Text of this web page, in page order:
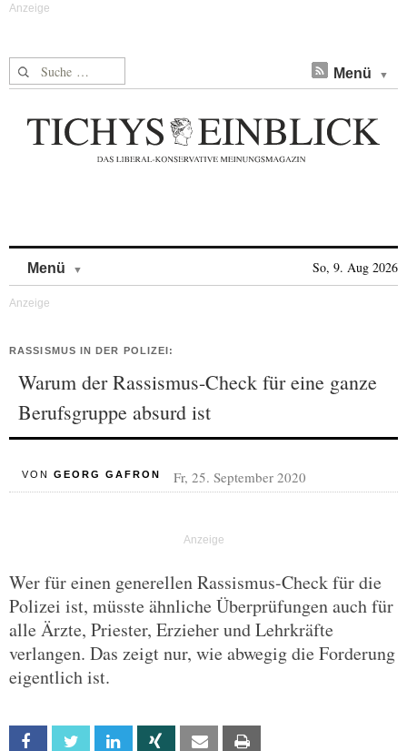
Suche nach: Menü
Menü So, 9. Aug 2026
RASSISMUS IN DER POLIZEI:
Warum der Rassismus-Check für eine ganze
Berufsgruppe absurd ist
VON GEORG GAFRON Fr, 25. September 2020
Wer für einen generellen Rassismus-Check für die
Polizei ist, müsste ähnliche Überprüfungen auch für
alle Ärzte, Priester, Erzieher und Lehrkräfte
verlangen. Das zeigt nur, wie abwegig die Forderung
eigentlich ist.
Facebook Twitter Linkedin Xing Email